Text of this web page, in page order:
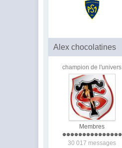
Alex chocolatines
champion de l'univers
Membres
30 017 messages